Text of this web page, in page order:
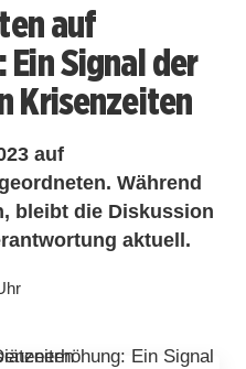
auf
Signal der
Krisenzeiten
auf
Während
bleibt die Diskussion
aktuell.